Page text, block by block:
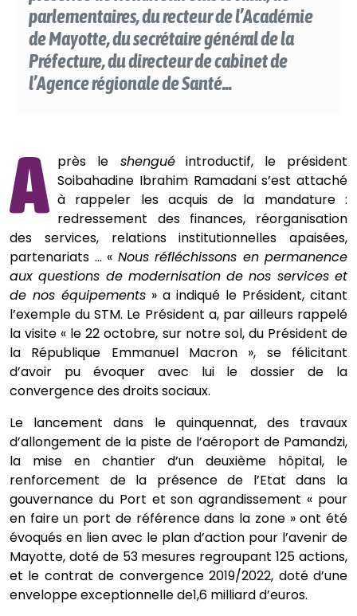
parlementaires, du recteur de l’Académie
de Mayotte, du secrétaire général de la
Préfecture, du directeur de cabinet de
l’Agence régionale de Santé...
A près leshenguéintroductif, le président
Soibahadine Ibrahim Ramadani s’est attaché
à rappeler les acquis de la mandature :
redressement des finances, réorganisation
des services, relations institutionnelles apaisées,
partenariats ... « Nous réfléchissons en permanence
aux questions de modernisation de nos services et
de nos équipements » a indiqué le Président, citant
l’exemple du STM. Le Président a, par ailleurs rappelé
la visite « le 22 octobre, sur notre sol, du Président de
la République Emmanuel Macron », se félicitant
d’avoir pu évoquer avec lui le dossier de la
convergence des droits sociaux.
Le lancement dans le quinquennat, des travaux
d’allongement de la piste de l’aéroport de Pamandzi,
la mise en chantier d’un deuxième hôpital, le
renforcement de la présence de l’Etat dans la
gouvernance du Port et son agrandissement « pour
en faire un port de référence dans la zone » ont été
évoqués en lien avec le plan d’action pour l’avenir de
Mayotte, doté de 53 mesures regroupant 125 actions,
et le contrat de convergence 2019/2022, doté d’une
enveloppe exceptionnelle de1,6 milliard d’euros.